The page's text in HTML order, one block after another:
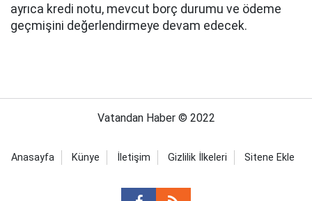
ayrıca kredi notu, mevcut borç durumu ve ödeme
geçmişini değerlendirmeye devam edecek.
Vatandan Haber © 2022
Anasayfa Künye İletişim Gizlilik İlkeleri Sitene Ekle